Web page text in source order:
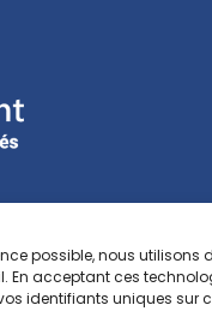
possible, nous
En acceptant ces
identifiants uniques sur